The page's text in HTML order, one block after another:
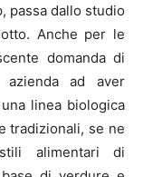
passa dallo studio
Anche per le
domanda di
ad aver
linea biologica
tradizionali, se ne
alimentari di